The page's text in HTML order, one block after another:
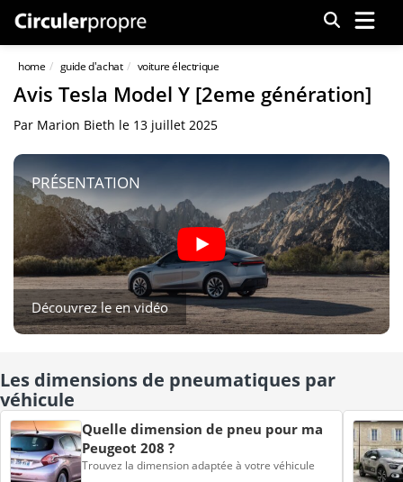
Menu
home guide d'achat voiture électrique
Avis Tesla Model Y [2eme génération]
Par Marion Bieth le 13 juillet 2025
PRÉSENTATION
Découvrez le en vidéo
Les dimensions de pneumatiques par
véhicule
Quelle dimension de pneu pour ma
Peugeot 208 ?
Trouvez la dimension adaptée à votre véhicule